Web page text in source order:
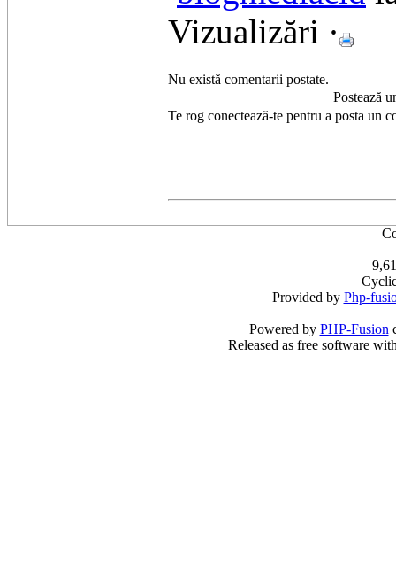
Vizualizări ·
Nu există comentarii postate.
Postează
Te rog conectează-te pentru a posta un
Provided by Php-
Powered by PHP-Fusion
Released as free software